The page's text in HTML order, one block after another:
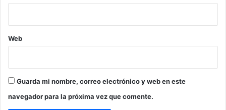
Web
Guarda mi nombre, correo electrónico y web en este
navegador para la próxima vez que comente.